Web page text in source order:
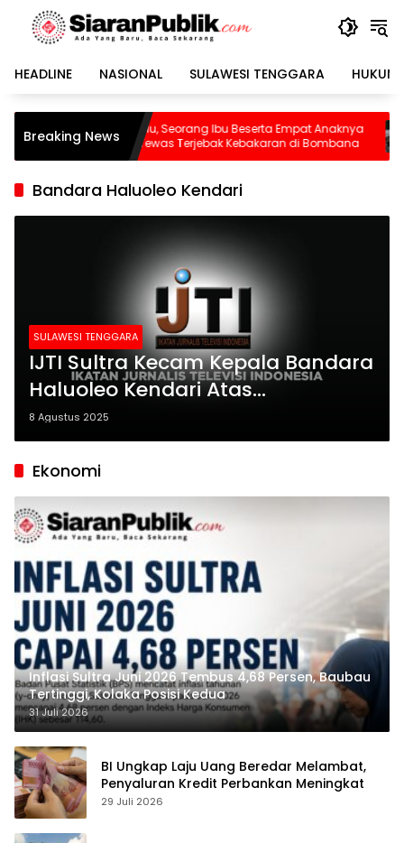
Langsung
konten
HEADLINE
NASIONAL SULAWESI TENGGARA HUKUM
Breaking News
Pilu, Seorang Ibu Beserta Empat Anaknya
Tewas Terjebak Kebakaran di Bombana
Waspada!
Dikepung 13
Sudah Terekam
Bandara Haluoleo Kendari
SULAWESI TENGGARA
IJTI Sultra Kecam Kepala Bandara
Haluoleo Kendari Atas
Penghapusan Paksa Video
Jurnalis
8 Agustus 2025
Ekonomi
Inflasi Sultra Juni 2026 Tembus 4,68 Persen, Baubau
Tertinggi, Kolaka Posisi Kedua
31 Juli 2026
BI Ungkap Laju Uang Beredar Melambat,
Penyaluran Kredit Perbankan Meningkat
29 Juli 2026